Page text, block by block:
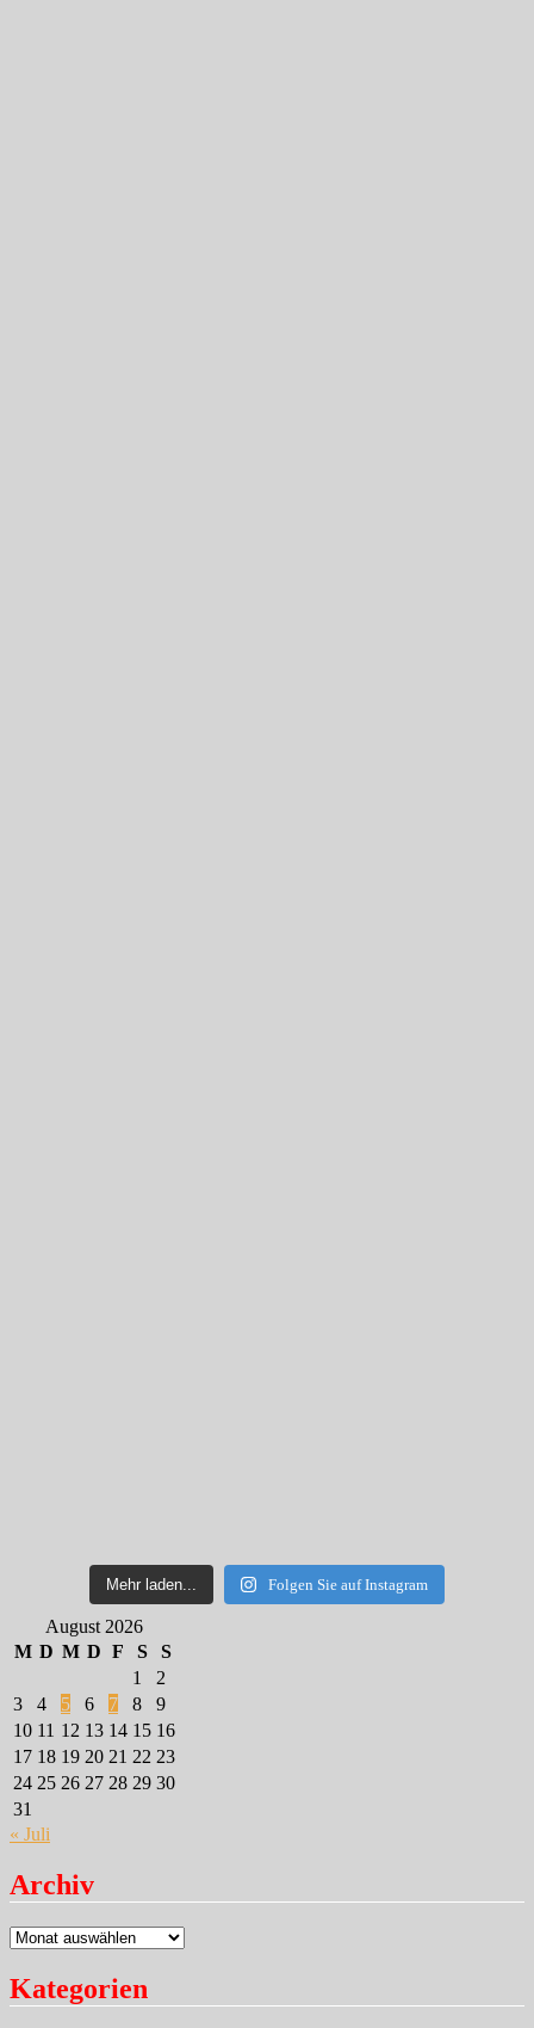
Mehr laden... Folgen Sie auf Instagram
August 2026
M D M D F S
S
1
2
3
4 5 6 7 8
9
10 11 12 13 14 15 16
17 18 19 20 21 22 23
24 25 26 27 28 29 30
31
« Juli
Archiv
Archiv
Kategorien